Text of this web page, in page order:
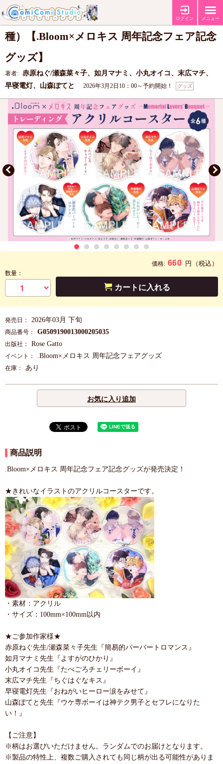
ログイン メニュー
トレーディングアクリルコースター（全6
種）【.Bloom×メロキス 周年記念フェア記念
グッズ】
著者: 赤原ねぐ/瀬森菜々子、如月マナミ、小丸オイコ、末広マチ、
早寝電灯、山森ぽてと
2026年3月2日10：00～予約開始！ グッズ
価格: 660 円 （税込）
数量：
カートに入れる
発売日： 2026年03月 下旬
商品番号： G0509190013000205035
出版社： Rose Gatto
イベント： .Bloom×メロキス 周年記念フェアグッズ
在庫： あり
お気に入り追加
商品説明
.Bloom×メロキス 周年記念フェア記念グッズが発売決定！
★きれいなイラストのアクリルコースターです。
・素材：アクリル
・サイズ：100mm×100mm以内
★ご参加作家様★
赤原ねぐ先生/瀬森菜々子先生『簡易的パーバートロマンス』
如月マナミ先生『よすがのひかり』
小丸オイコ先生『たべごろチェリーボーイ』
末広マチ先生『ちぐはぐなキス』
早寝電灯先生『おねがいヒーロー涙をみせて』
山森ぽてと先生『ウケ専ボーイは神テク男子とセフレになりた
い！』
【ご注意】
※柄はお選びいただけません。ランダムでのお届けとなります。
※製品の特性上、複数ご購入されても同じ柄が出る可能性がありま